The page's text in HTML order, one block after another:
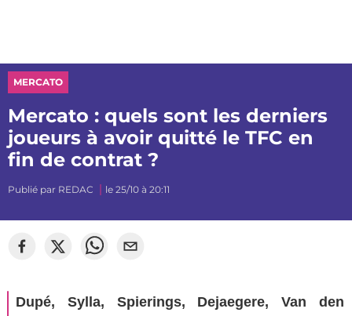
MERCATO
Mercato : quels sont les derniers
joueurs à avoir quitté le TFC en
fin de contrat ?
Publié par REDAC le 25/10 à 20:11
Dupé, Sylla, Spierings, Dejaegere, Van den